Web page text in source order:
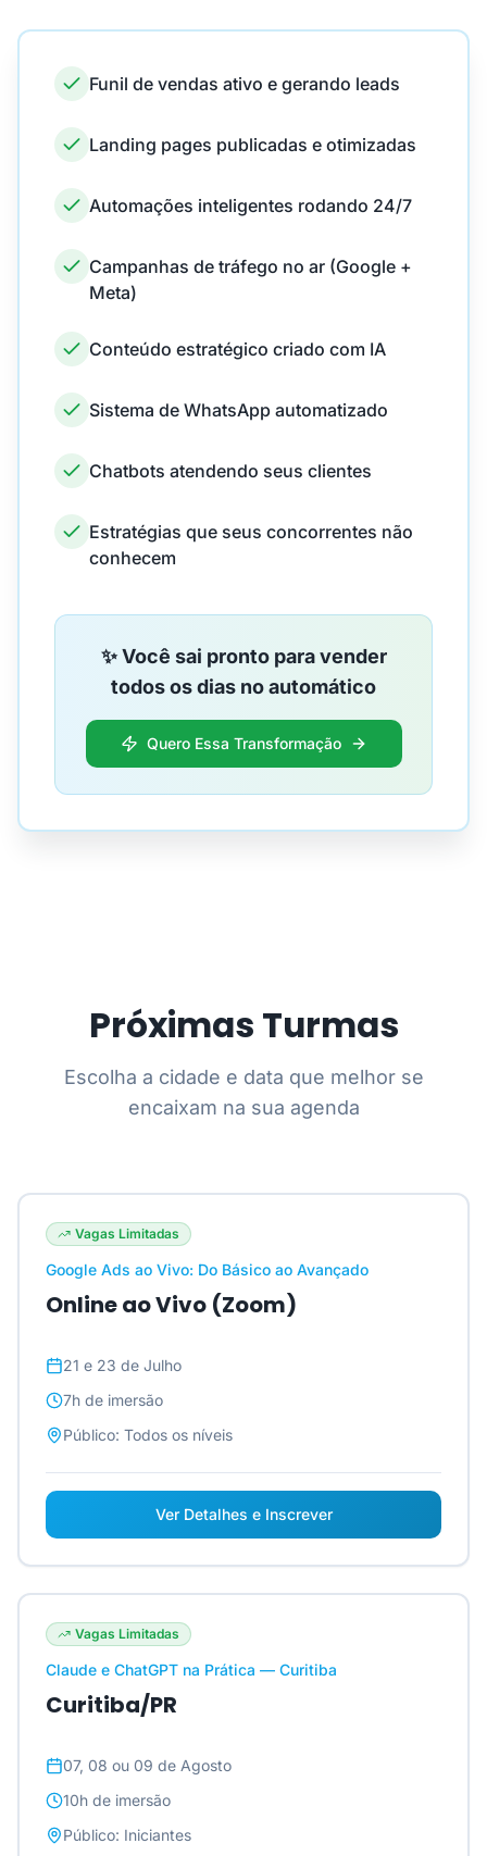
Funil de vendas ativo e gerando leads
Landing pages publicadas e otimizadas
Automações inteligentes rodando 24/7
Campanhas de tráfego no ar (Google +
Meta)
Conteúdo estratégico criado com IA
Sistema de WhatsApp automatizado
Chatbots atendendo seus clientes
Estratégias que seus concorrentes não
conhecem
✨ Você sai pronto para vender
todos os dias no automático
Quero Essa Transformação
Próximas Turmas
Escolha a cidade e data que melhor se
encaixam na sua agenda
Vagas Limitadas
Google Ads ao Vivo: Do Básico ao Avançado
Online ao Vivo (Zoom)
21 e 23 de Julho
7h de imersão
Público: Todos os níveis
Ver Detalhes e Inscrever
Vagas Limitadas
Claude e ChatGPT na Prática — Curitiba
Curitiba/PR
07, 08 ou 09 de Agosto
10h de imersão
Público: Iniciantes